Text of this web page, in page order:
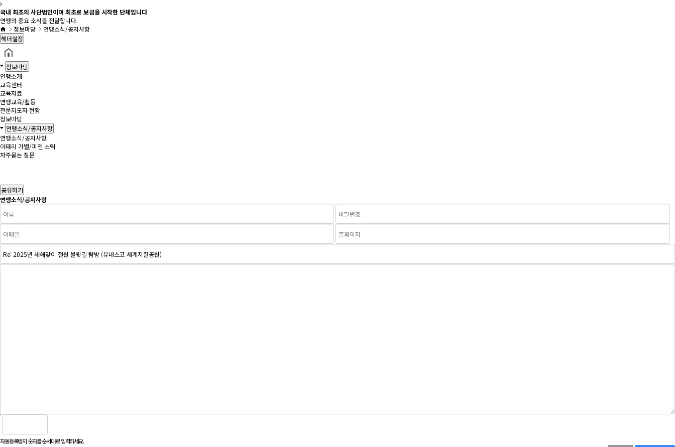
국내 최초의 사단법인이며 최초로 보급을 시작한 단체입니다
연맹의 중요 소식을 전달합니다.
정보마당
연맹소식/공지사항
헤더설정
정보마당
연맹소개
교육센터
교육자료
연맹교육/활동
전문지도자 현황
정보마당
연맹소식/공지사항
연맹소식/공지사항
이태리 가벨/피젠 스틱
자주묻는 질문
공유하기
연맹소식/공지사항
자동등록방지 숫자를 순서대로 입력하세요.